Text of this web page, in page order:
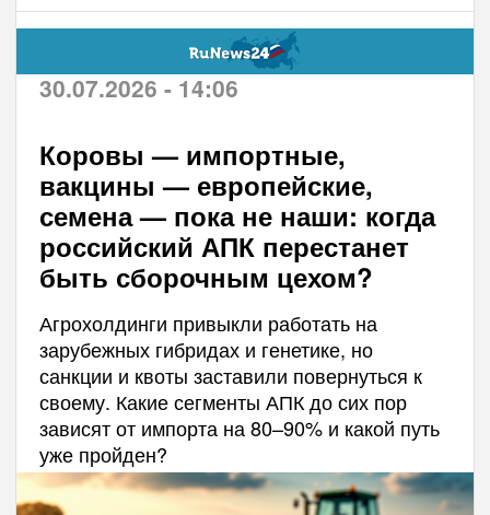
30.07.2026 - 14:06
Коровы — импортные,
вакцины — европейские,
семена — пока не наши: когда
российский АПК перестанет
быть сборочным цехом?
Агрохолдинги привыкли работать на
зарубежных гибридах и генетике, но
санкции и квоты заставили повернуться к
своему. Какие сегменты АПК до сих пор
зависят от импорта на 80–90% и какой путь
уже пройден?